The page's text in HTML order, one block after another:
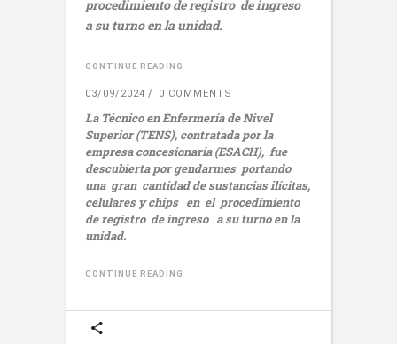
procedimiento de registro de ingreso
a su turno en la unidad.
CONTINUE READING
03/09/2024 0 COMMENTS
La Técnico en Enfermería de Nivel
Superior (TENS), contratada por la
empresa concesionaria (ESACH), fue
descubierta por gendarmes portando
una gran cantidad de sustancias ilícitas,
celulares y chips en el procedimiento
de registro de ingreso a su turno en la
unidad.
CONTINUE READING